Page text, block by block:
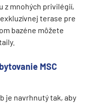
z mnohých privilégií,
terase pre
bazéne môžete
MSC
je navrhnutý tak, aby